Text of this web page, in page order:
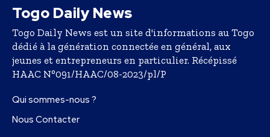
Togo Daily News
Togo Daily News est un site d'informations au Togo
dédié à la génération connectée en général, aux
jeunes et entrepreneurs en particulier. Récépissé
HAAC N°091/HAAC/08-2023/pl/P
Qui sommes-nous ?
Nous Contacter